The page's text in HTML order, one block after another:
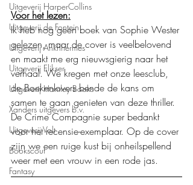
Uitgeverij HarperCollins
Uitgeverij de Fontein
Uitgeverij Ankhhermes
Uitgeverij Elikser
Uitgeverij Hamley Books
Xanders uitgevers b.v.
Uitgeverij Volt
Bookscout
Fantasy
Voor het lezen:
Ik heb nog geen boek van Sophie Wester
gelezen, maar de cover is veelbelovend
en maakt me erg nieuwsgierig naar het
verhaal. We kregen met onze leesclub,
de Boekenlovers bende de kans om
samen te gaan genieten van deze thriller.
De Crime Compagnie super bedankt
voor het recensie-exemplaar. Op de cover
zijn we een ruige kust bij onheilspellend
weer met een vrouw in een rode jas.